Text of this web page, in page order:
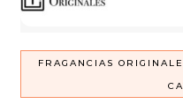
FRAGANCIAS